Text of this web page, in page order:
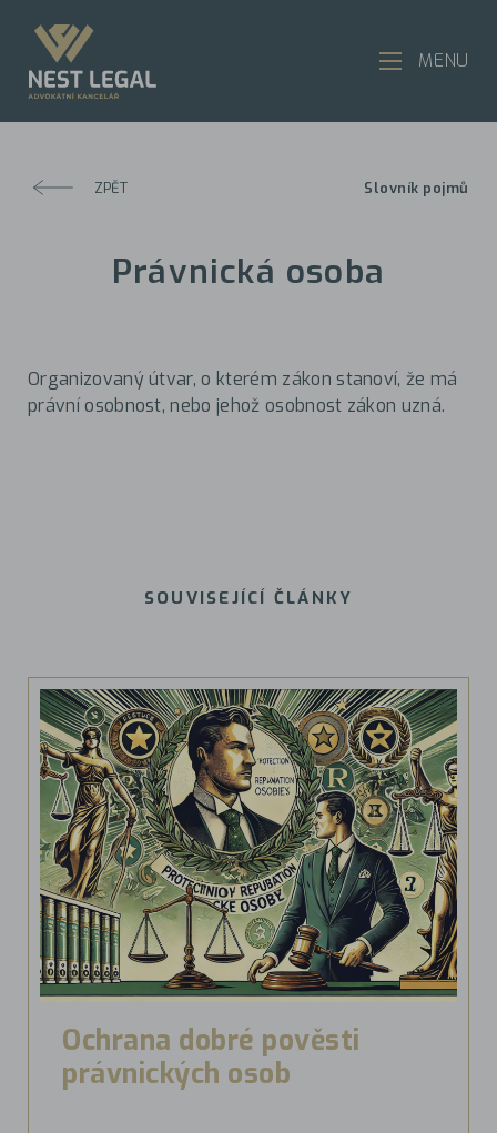
ZPĚT Slovník pojmů
Právnická osoba
Organizovaný útvar, o kterém zákon stanoví, že má
právní osobnost, nebo jehož osobnost zákon uzná.
SOUVISEJÍCÍ ČLÁNKY
Ochrana dobré pověsti
právnických osob
MENU